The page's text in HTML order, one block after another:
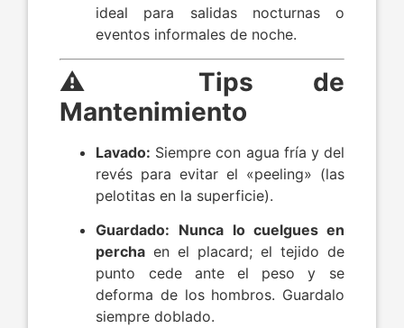
ideal para salidas nocturnas o
eventos informales de noche.
⚠️ Tips de
Mantenimiento
Lavado: Siempre con agua fría y del
revés para evitar el «peeling» (las
pelotitas en la superficie).
Guardado: Nunca lo cuelgues en
percha en el placard; el tejido de
punto cede ante el peso y se
deforma de los hombros. Guardalo
siempre doblado.